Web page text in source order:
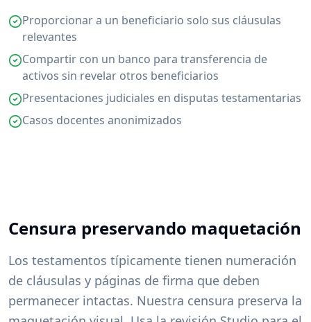
Proporcionar a un beneficiario solo sus cláusulas
relevantes
Compartir con un banco para transferencia de
activos sin revelar otros beneficiarios
Presentaciones judiciales en disputas testamentarias
Casos docentes anonimizados
Censura preservando maquetación
Los testamentos típicamente tienen numeración
de cláusulas y páginas de firma que deben
permanecer intactas. Nuestra censura preserva la